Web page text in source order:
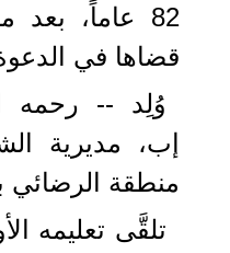
82 عاماً،
قضاها في
وُلِد -- رحمه
إب، مديرية
منطقة الرضائي
تلقَّى تعليمه